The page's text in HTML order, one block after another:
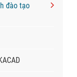
đào tạo